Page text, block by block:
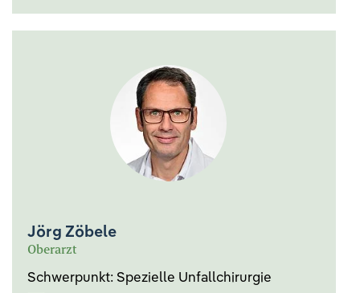
Jörg Zöbele
Oberarzt
Schwerpunkt: Spezielle Unfallchirurgie